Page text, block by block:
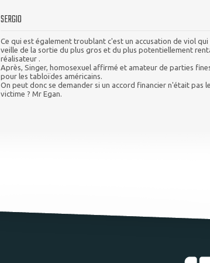
SERGIO
Ce qui est également troublant c'est un accusation de viol qui
veille de la sortie du plus gros et du plus potentiellement
réalisateur .
Après, Singer, homosexuel affirmé et amateur de parties
pour les tabloïdes américains.
On peut donc se demander si un accord financier n'était pas
victime ? Mr Egan.